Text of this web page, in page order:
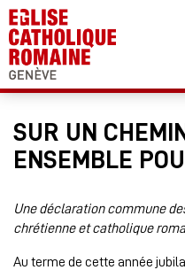
SUR UN
ENSEMBLE
Une déclaration commune
chrétienne et catholique
Au terme de cette année